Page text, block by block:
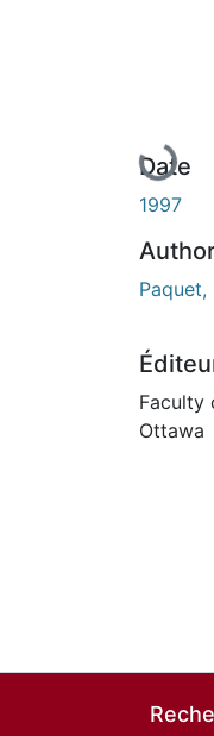
En
Date
1997
Paquet,
Faculty
Ottawa